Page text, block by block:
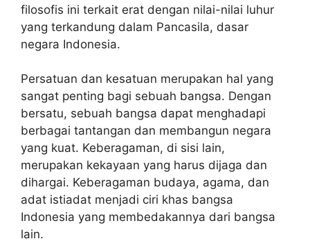
filosofis ini terkait erat dengan nilai-nilai luhur
yang terkandung dalam Pancasila, dasar
negara Indonesia.
Persatuan dan kesatuan merupakan hal yang
sangat penting bagi sebuah bangsa. Dengan
bersatu, sebuah bangsa dapat menghadapi
berbagai tantangan dan membangun negara
yang kuat. Keberagaman, di sisi lain,
merupakan kekayaan yang harus dijaga dan
dihargai. Keberagaman budaya, agama, dan
adat istiadat menjadi ciri khas bangsa
Indonesia yang membedakannya dari bangsa
lain.